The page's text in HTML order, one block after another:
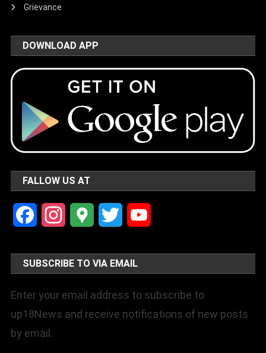
Grievance
DOWNLOAD APP
FALLOW US AT
FacebookInstagramGoogle Twitter
SUBSCRIBE TO VIA EMAIL
Enter your email address to subscribe to
up18News and receive notifications of new posts
by email.